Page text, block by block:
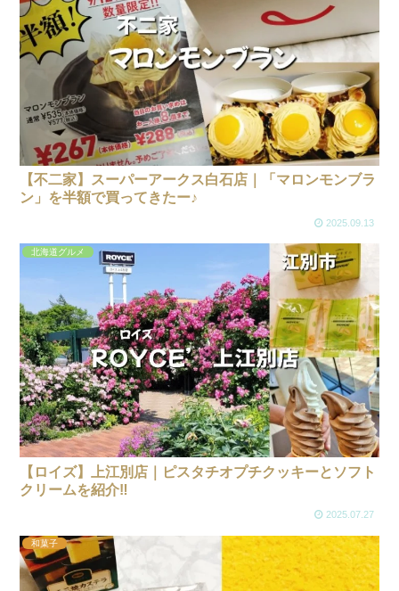
【不二家】スーパーアークス白石店｜「マロンモンブラ
ン」を半額で買ってきたー♪
2025.09.13
北海道グルメ
【ロイズ】上江別店｜ピスタチオプチクッキーとソフト
クリームを紹介‼
2025.07.27
和菓子